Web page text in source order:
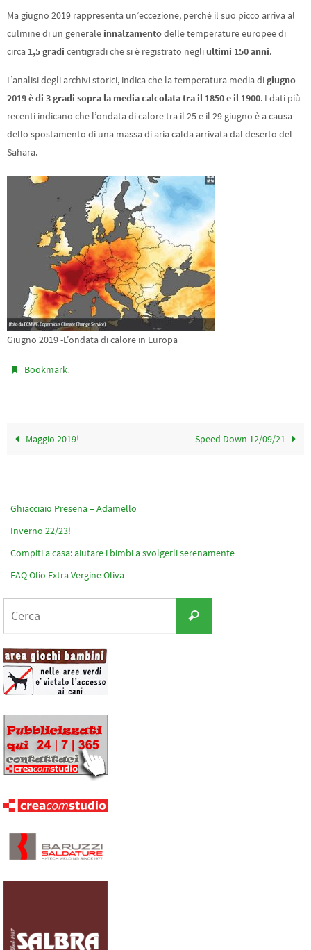
Ma giugno 2019 rappresenta un’eccezione, perché il suo picco arriva al
culmine di un generale innalzamentodelle temperature europee di
circa 1,5 gradi centigradi che si è registrato negliultimi 150 anni.
L’analisi degli archivi storici, indica che la temperatura media digiugno
2019 è di 3 gradi sopra la media calcolata tra il 1850 e il 1900. I dati più
recenti indicano che l’ondata di calore tra il 25 e il 29 giugno è a causa
dello spostamento di una massa di aria calda arrivata dal deserto del
Sahara.
Giugno 2019 -L’ondata di calore in Europa
Bookmark.
Maggio 2019! Speed Down 12/09/21
Ghiacciaio Presena – Adamello
Inverno 22/23!
Compiti a casa: aiutare i bimbi a svolgerli serenamente
FAQ Olio Extra Vergine Oliva
Cerca